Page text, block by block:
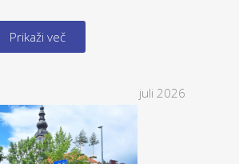
Prikaži več
juli 2026